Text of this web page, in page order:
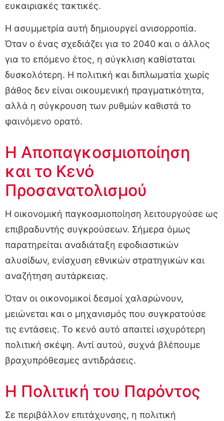
ευκαιριακές τακτικές.
Η ασυμμετρία αυτή δημιουργεί ανισορροπία.
Όταν ο ένας σχεδιάζει για το 2040 και ο άλλος
για το επόμενο έτος, η σύγκλιση καθίσταται
δυσκολότερη. Η πολιτική και διπλωματία χωρίς
βάθος δεν είναι οικουμενική πραγματικότητα,
αλλά η σύγκρουση των ρυθμών καθιστά το
φαινόμενο ορατό.
Η Αποπαγκοσμιοποίηση
και το Κενό
Προσανατολισμού
Η οικονομική παγκοσμιοποίηση λειτουργούσε ως
επιβραδυντής συγκρούσεων. Σήμερα όμως
παρατηρείται αναδιάταξη εφοδιαστικών
αλυσίδων, ενίσχυση εθνικών στρατηγικών και
αναζήτηση αυτάρκειας.
Όταν οι οικονομικοί δεσμοί χαλαρώνουν,
μειώνεται και ο μηχανισμός που συγκρατούσε
τις εντάσεις. Το κενό αυτό απαιτεί ισχυρότερη
πολιτική σκέψη. Αντί αυτού, συχνά βλέπουμε
βραχυπρόθεσμες αντιδράσεις.
Η Πολιτική του Παρόντος
Σε περιβάλλον επιτάχυνσης, η πολιτική